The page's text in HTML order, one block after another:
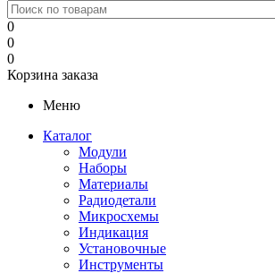
0
0
0
Корзина заказа
Меню
Каталог
Модули
Наборы
Материалы
Радиодетали
Микросхемы
Индикация
Установочные
Инструменты